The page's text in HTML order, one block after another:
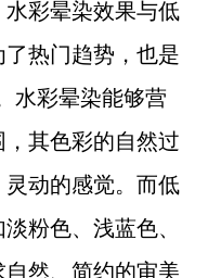
彩晕染效果与低
热门趋势，也是
水彩晕染能够营
其色彩的自然过
动的感觉。而低
粉色、浅蓝色、
然、简约的审美